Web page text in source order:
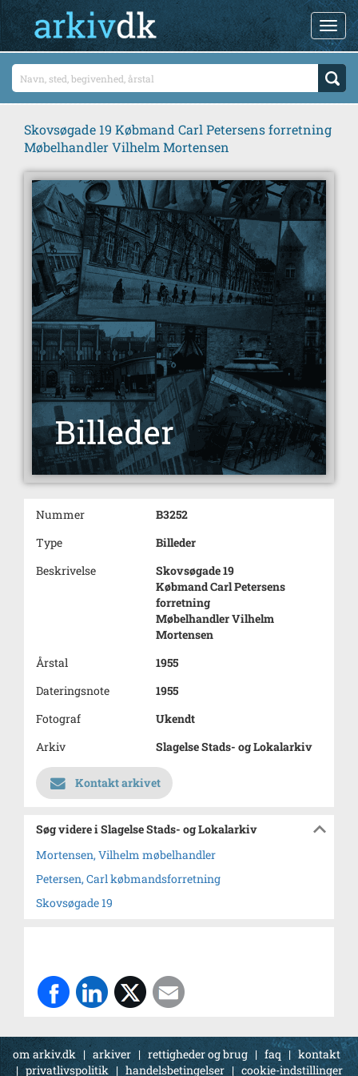
Skovsøgade 19 Købmand Carl Petersens forretning
Møbelhandler Vilhelm Mortensen
Nummer
B3252
Type
Billeder
Beskrivelse
Skovsøgade 19
Købmand Carl Petersens
forretning
Møbelhandler Vilhelm
Mortensen
Årstal
1955
Dateringsnote
1955
Fotograf
Ukendt
Arkiv
Slagelse Stads- og Lokalarkiv
Kontakt arkivet
Søg videre i Slagelse Stads- og Lokalarkiv
Mortensen, Vilhelm møbelhandler
Petersen, Carl købmandsforretning
Skovsøgade 19
om arkiv.dk | arkiver | rettigheder og brug | faq | kontakt
|privatlivspolitik | handelsbetingelser | cookie-indstillinger